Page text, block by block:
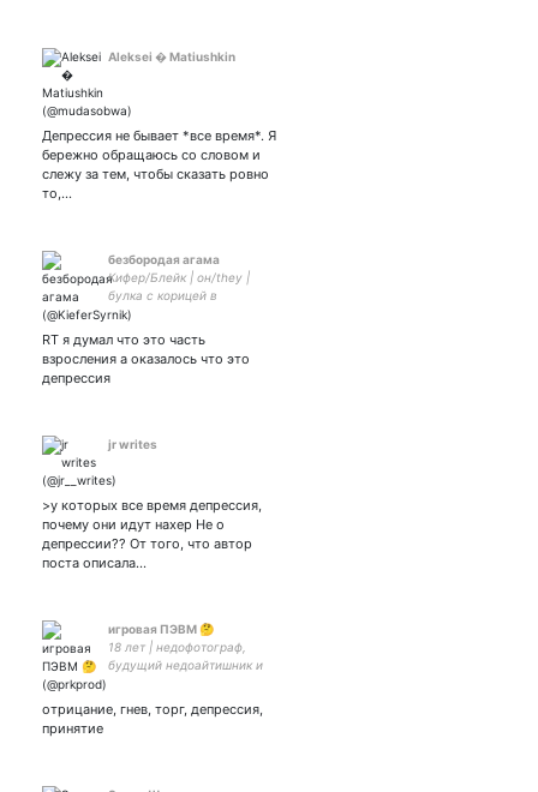
Aleksei � Matiushkin
Депрессия не бывает *все время*. Я
бережно обращаюсь со словом и
слежу за тем, чтобы сказать ровно
то,…
безбородая агама
Кифер/Блейк | он/they |
булка с корицей в
попытках выжить |
RT я думал что это часть
взросления а оказалось что это
депрессия
jr writes
>у которых все время депрессия,
почему они идут нахер Не о
депрессии?? От того, что автор
поста описала…
игровая ПЭВМ 🤔
18 лет | недофотограф,
будущий недоайтишник и
перед
отрицание, гнев, торг, депрессия,
принятие